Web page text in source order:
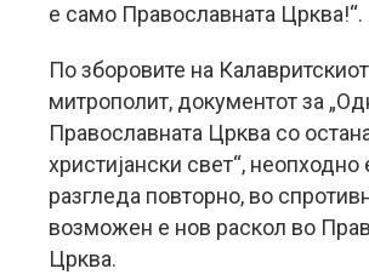
е само Православната Црква!“.
По зборовите на Калавритскиот
митрополит, документот за
Православната Црква со
христијански свет“, неопходно
разгледа повторно, во
возможен е нов раскол во
Црква.